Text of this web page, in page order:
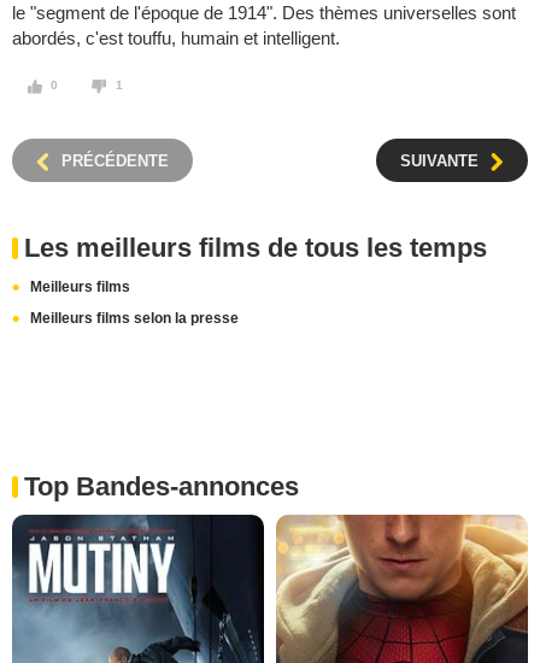
le "segment de l'époque de 1914". Des thèmes universelles sont
abordés, c'est touffu, humain et intelligent.
0 1
PRÉCÉDENTE SUIVANTE
Les meilleurs films de tous les temps
Meilleurs films
Meilleurs films selon la presse
Top Bandes-annonces